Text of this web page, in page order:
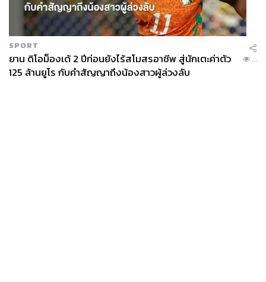
SPORT
ยาน ดิโอม็องเด้ 2 ปีก่อนยังไร้สโมสรอาชีพ สู่นักเตะค่าตัว
125 ล้านยูโร กับคำสัญญาถึงน้องสาวผู้ล่วงลับ
...